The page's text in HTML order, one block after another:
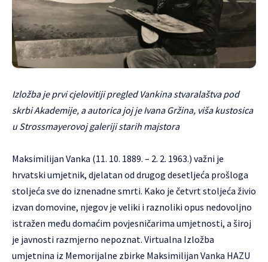
Izložba je prvi cjelovitiji pregled Vankina stvaralaštva pod
skrbi Akademije, a autorica joj je Ivana Gržina, viša kustosica
u Strossmayerovoj galeriji starih majstora
Maksimilijan Vanka (11. 10. 1889. – 2. 2. 1963.) važni je
hrvatski umjetnik, djelatan od drugog desetljeća prošloga
stoljeća sve do iznenadne smrti. Kako je četvrt stoljeća živio
izvan domovine, njegov je veliki i raznoliki opus nedovoljno
istražen među domaćim povjesničarima umjetnosti, a široj
je javnosti razmjerno nepoznat. Virtualna Izložba
umjetnina iz Memorijalne zbirke Maksimilijan Vanka HAZU